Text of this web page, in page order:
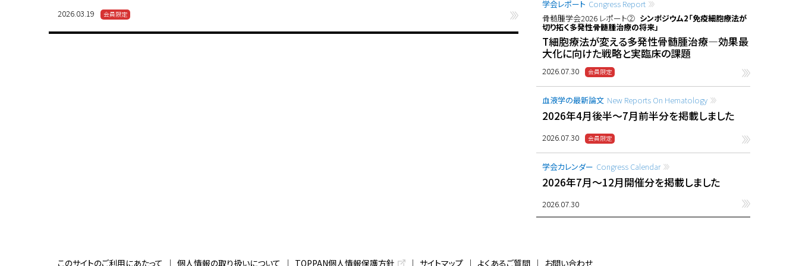
2026.03.19
学会レポート Congress Report
骨髄腫学会2026 レポート② シンポジウム2「免疫細胞療法が
切り拓く多発性骨髄腫治療の将来」
T細胞療法が変える多発性骨髄腫治療―効果最
大化に向けた戦略と実臨床の課題
2026.07.30
血液学の最新論文 New Reports On Hematology
2026年4月後半〜7月前半分を掲載しました
2026.07.30
学会カレンダー Congress Calendar
2026年7月〜12月開催分を掲載しました
2026.07.30
このサイトのご利用にあたって 個人情報の取り扱いについて TOPPAN個人情報保護方針 サイトマップ よくあるご質問 お問い合わせ